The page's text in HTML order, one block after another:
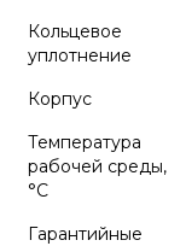
Кольцевое
уплотнение
Корпус
Температура
рабочей среды,
°С
Гарантийные